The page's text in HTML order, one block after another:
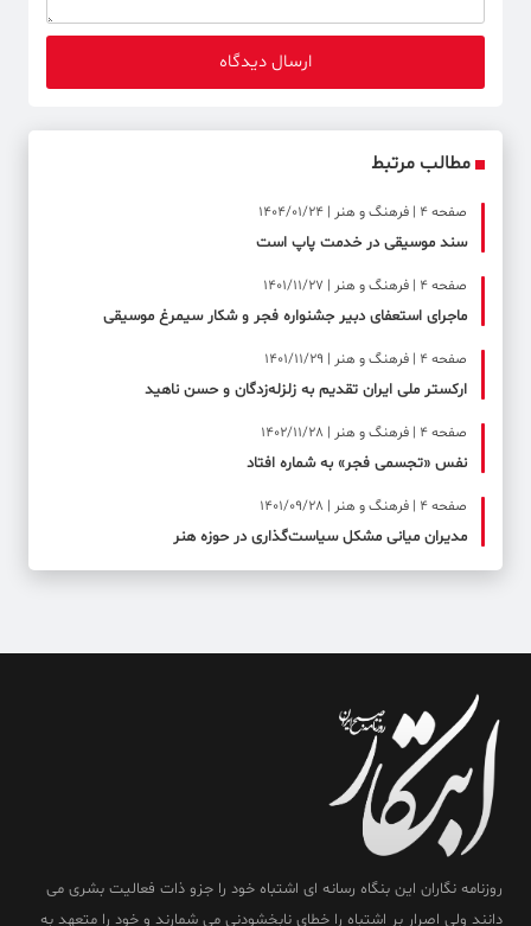
مطالب مرتبط
صفحه ۴ | فرهنگ و هنر | 1404/01/24
سند موسیقی در خدمت پاپ است
صفحه ۴ | فرهنگ و هنر | 1401/11/27
ماجرای استعفای دبیر جشنواره فجر و شکار سیمرغ موسیقی
صفحه ۴ | فرهنگ و هنر | 1401/11/29
ارکستر ملی ایران تقدیم به زلزله‌زدگان و حسن ناهید
صفحه ۴ | فرهنگ و هنر | 1402/11/28
نفس «تجسمی فجر» به شماره افتاد
صفحه ۴ | فرهنگ و هنر | 1401/09/28
مدیران میانی مشکل سیاست‌گذاری در حوزه هنر
روزنامه نگاران این بنگاه رسانه ای اشتباه خود را جزو ذات فعالیت بشری می
دانند ولی اصرار بر اشتباه را خطای نابخشودنی می شمارند و خود را متعهد به